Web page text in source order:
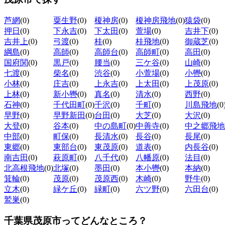
芦網(0) 粟生野(0) 榎神房(0) 榎神房飛地(0)猿袋(0)
押日 (0) 下永吉(0) 下太田(0) 萱場(0) 吉井下(0)
吉井上(0) 弓渡(0) 桂(0) 桂飛地(0) 御蔵芝(0)
綱島(0) 高師(0) 高師台(0) 高師町(0) 高田(0)
国府関(0) 黒戸(0) 腰当(0) 三ケ谷(0) 山崎(0)
七渡(0) 柴名(0) 渋谷(0) 小萱場(0) 小轡(0)
小林(0) 庄吉(0) 上永吉(0) 上太田(0) 上茂原(0)
上林(0) 新小轡(0) 真名(0) 清水(0) 西野(0)
石神(0) 千代田町(0)千沢(0) 千町(0) 川島飛地
早野(0) 早野新田(0)台田(0) 大芝(0) 大沢(0)
大登(0) 谷本(0) 中の島町(0)中善寺(0) 中之郷飛地
中部(0) 町保(0) 長清水(0) 長谷(0) 長尾(0)
東郷(0) 東部台(0) 東茂原(0) 道表(0) 内長谷(0)
南吉田(0) 萩原町(0) 八千代(0) 八幡原(0) 法目 (0)
北高根飛地(0)北塚(0) 墨田(0) 本小轡(0) 本納(0)
箕輪(0) 茂原(0) 茂原西(0) 木崎(0) 野牛(0)
立木(0) 緑ケ丘(0) 緑町(0) 六ツ野(0) 六田台(0)
鷲巣(0)
千葉県茂原市ってどんなところ？